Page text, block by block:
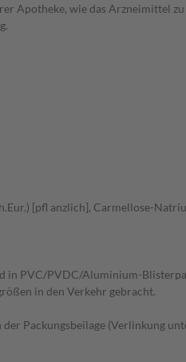
Apotheke, wie das Arzneimittel
[pfl anzlich], Carmellose-
PVC/PVDC/Aluminium-
in den Verkehr gebracht.
Packungsbeilage (Verlinkung